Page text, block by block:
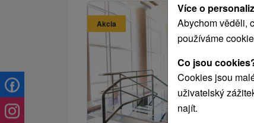
Akcia
Více o
Abychom věděli,
používáme
Co jsou
Cookies jsou
uživatelský
najít.